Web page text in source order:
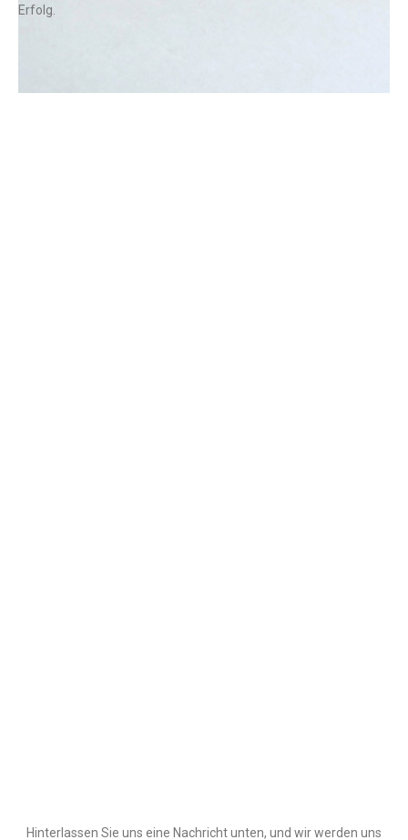
Erfolg.
Hinterlassen Sie uns eine Nachricht unten, und wir werden uns